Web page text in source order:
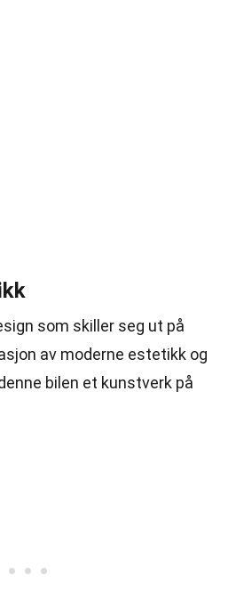
som skiller seg ut på
av moderne estetikk og
bilen et kunstverk på